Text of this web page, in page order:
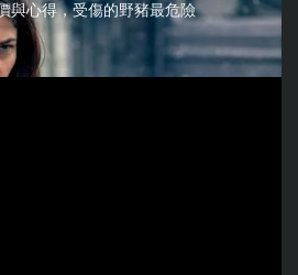
與心得，受傷的野豬最危險